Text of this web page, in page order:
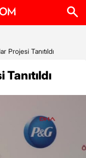
Projesi Tanıtıldı